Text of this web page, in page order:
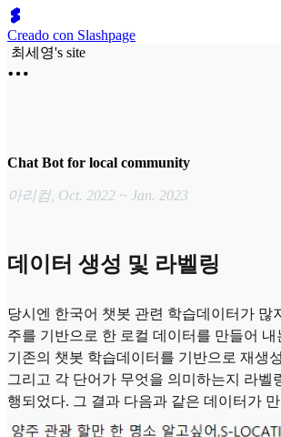
Creado con Slashpage
최세영's site
Chat Bot for local community
아리컴, Oct. 2022 ~ Jan. 2023
데이터 생성 및 라벨링
당시엔 한국어 챗봇 관련 학습데이터가 많
주를 기반으로 한 로컬 데이터를 만들어 내
기존의 챗봇 학습데이터를 기반으로 재생
그리고 각 단어가 무엇을 의미하는지 라벨
행되었다. 그 결과 다음과 같은 데이터가